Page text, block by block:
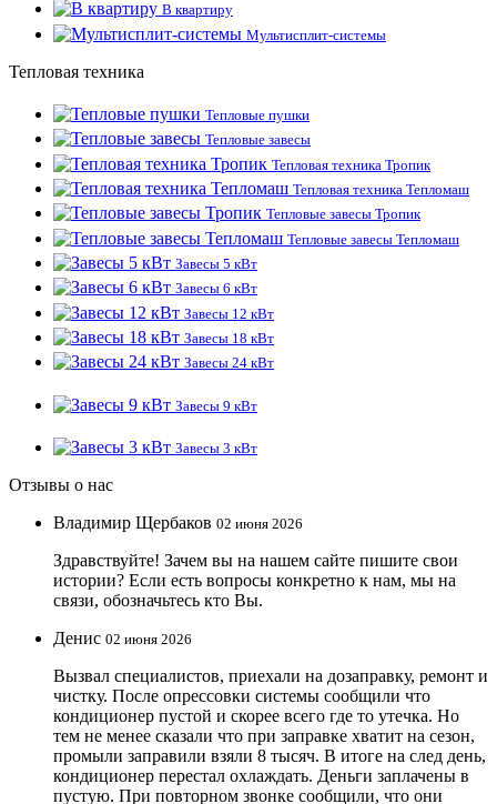
В квартиру
Мультисплит-системы
Тепловая техника
Тепловые пушки
Тепловые завесы
Тепловая техника Тропик
Тепловая техника Тепломаш
Тепловые завесы Тропик
Тепловые завесы Тепломаш
Завесы 5 кВт
Завесы 6 кВт
Завесы 12 кВт
Завесы 18 кВт
Завесы 24 кВт
Завесы 9 кВт
Завесы 3 кВт
Отзывы о нас
Владимир Щербаков 02 июня 2026
Здравствуйте! Зачем вы на нашем сайте пишите свои
истории? Если есть вопросы конкретно к нам, мы на
связи, обозначьтесь кто Вы.
Денис 02 июня 2026
Вызвал специалистов, приехали на дозаправку, ремонт и
чистку. После опрессовки системы сообщили что
кондиционер пустой и скорее всего где то утечка. Но
тем не менее сказали что при заправке хватит на сезон,
промыли заправили взяли 8 тысяч. В итоге на след день,
кондиционер перестал охлаждать. Деньги заплачены в
пустую. При повторном звонке сообщили, что они